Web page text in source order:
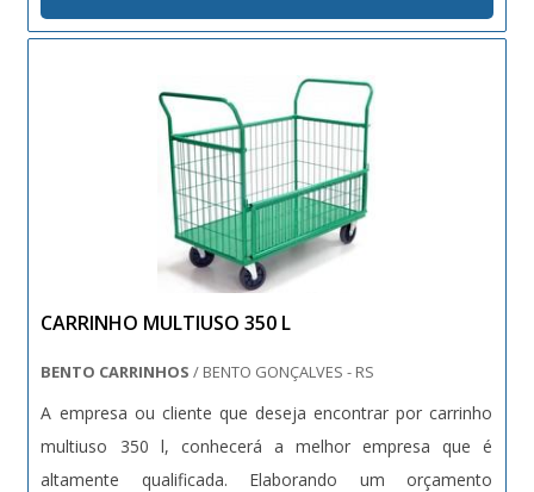
tamanho e dimensões adequa....
CARRINHO MULTIUSO 350 L
BENTO CARRINHOS / BENTO GONÇALVES - RS
A empresa ou cliente que deseja encontrar por carrinho
multiuso 350 l, conhecerá a melhor empresa que é
altamente qualificada. Elaborando um orçamento